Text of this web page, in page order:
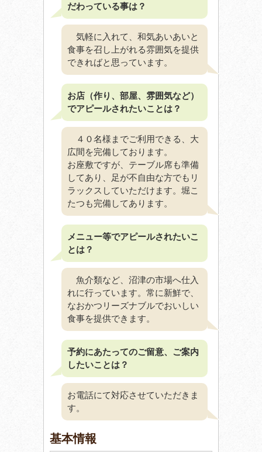
だわっている事は？
気軽に入れて、和気あいあいと
食事を召し上がれる雰囲気を提供
できればと思っています。
お店（作り、部屋、雰囲気など）
でアピールされたいことは？
４０名様までご利用できる、大
広間を完備しております。
お座敷ですが、テーブル席も準備
してあり、足が不自由な方でもリ
ラックスしていただけます。堀こ
たつも完備してあります。
メニュー等でアピールされたいこ
とは？
魚介類など、沼津の市場へ仕入
れに行っています。常に新鮮で、
なおかつリーズナブルでおいしい
食事を提供できます。
予約にあたってのご留意、ご案内
したいことは？
お電話にて対応させていただきま
す。
基本情報